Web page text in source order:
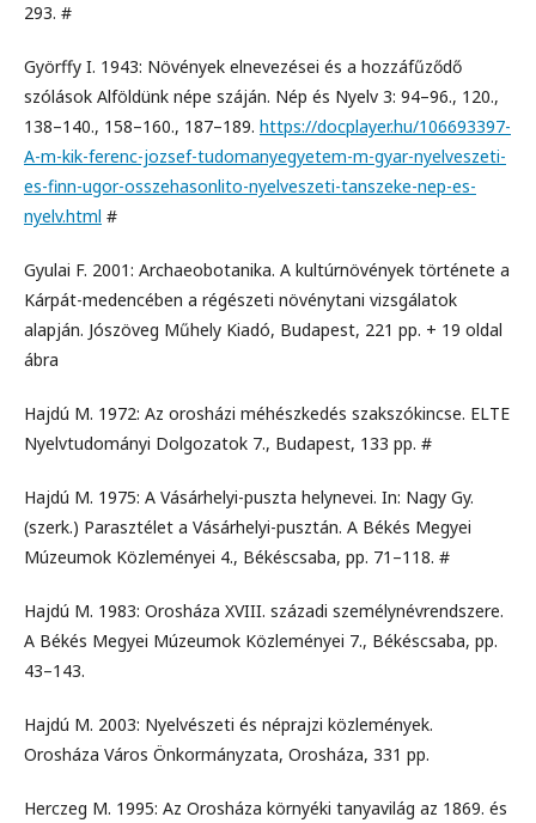
293. #
Györffy I. 1943: Növények elnevezései és a hozzáfűződő
szólások Alföldünk népe száján. Nép és Nyelv 3: 94–96., 120.,
138–140., 158–160., 187–189. https://docplayer.hu/106693397-
A-m-kik-ferenc-jozsef-tudomanyegyetem-m-gyar-nyelveszeti-
es-finn-ugor-osszehasonlito-nyelveszeti-tanszeke-nep-es-
nyelv.html #
Gyulai F. 2001: Archaeobotanika. A kultúrnövények története a
Kárpát-medencében a régészeti növénytani vizsgálatok
alapján. Jószöveg Műhely Kiadó, Budapest, 221 pp. + 19 oldal
ábra
Hajdú M. 1972: Az orosházi méhészkedés szakszókincse. ELTE
Nyelvtudományi Dolgozatok 7., Budapest, 133 pp. #
Hajdú M. 1975: A Vásárhelyi-puszta helynevei. In: Nagy Gy.
(szerk.) Parasztélet a Vásárhelyi-pusztán. A Békés Megyei
Múzeumok Közleményei 4., Békéscsaba, pp. 71–118. #
Hajdú M. 1983: Orosháza XVIII. századi személynévrendszere.
A Békés Megyei Múzeumok Közleményei 7., Békéscsaba, pp.
43–143.
Hajdú M. 2003: Nyelvészeti és néprajzi közlemények.
Orosháza Város Önkormányzata, Orosháza, 331 pp.
Herczeg M. 1995: Az Orosháza környéki tanyavilág az 1869. és